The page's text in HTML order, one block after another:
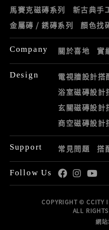
馬賽克磁磚系列
新古典手
金屬磚 / 銹磚系列
顏色找
Company 關於喜地 實
Design 電視牆設計搭
浴室磁磚設計
玄關磁磚設計
商空磁磚設計
Support 常見問題 搭
Follow Us
COPYRIGHT © CCITY
ALL
網